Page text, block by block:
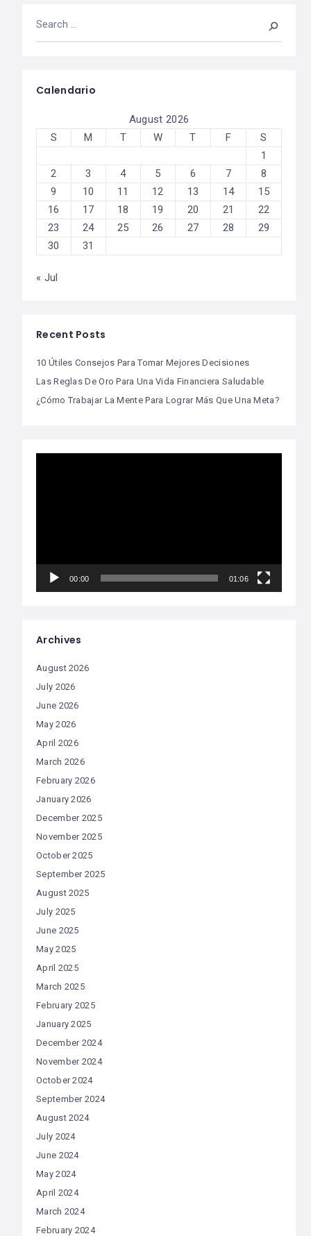
Calendario
August 2026
S
M T W T F
S
1
2
3 4 5 6 7
8
9
10 11 12 13 14
15
16
17 18 19 20 21
22
23
24 25 26 27 28
29
30
31
« Jul
Recent Posts
10 Útiles Consejos Para Tomar Mejores Decisiones
Las Reglas De Oro Para Una Vida Financiera Saludable
¿Cómo Trabajar La Mente Para Lograr Más Que Una Meta?
00:00 01:06
Archives
August 2026
July 2026
June 2026
May 2026
April 2026
March 2026
February 2026
January 2026
December 2025
November 2025
October 2025
September 2025
August 2025
July 2025
June 2025
May 2025
April 2025
March 2025
February 2025
January 2025
December 2024
November 2024
October 2024
September 2024
August 2024
July 2024
June 2024
May 2024
April 2024
March 2024
February 2024